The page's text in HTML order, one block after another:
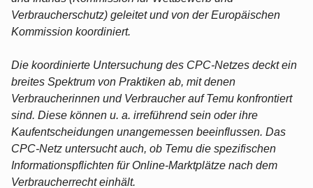
Verbraucherschutz) geleitet und von der Europäischen
Kommission koordiniert.
Die koordinierte Untersuchung des CPC-Netzes deckt ein
breites Spektrum von Praktiken ab, mit denen
Verbraucherinnen und Verbraucher auf Temu konfrontiert
sind. Diese können u. a. irreführend sein oder ihre
Kaufentscheidungen unangemessen beeinflussen. Das
CPC-Netz untersucht auch, ob Temu die spezifischen
Informationspflichten für Online-Marktplätze nach dem
Verbraucherrecht einhält.